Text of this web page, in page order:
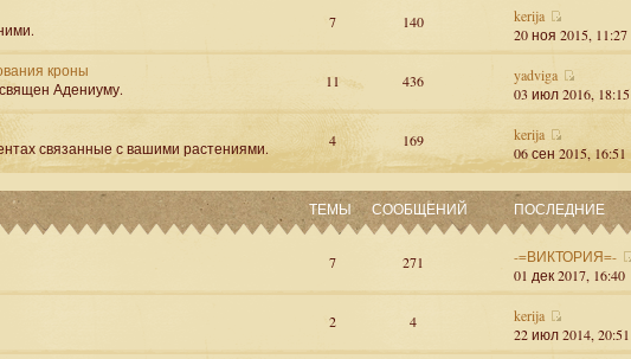
7 140
kerija
20 ноя 2015, 11:27
кроны
Адениуму.
11 436
yadviga
03 июл 2016, 18:15
связанные с вашими растениями.
4 169
kerija
06 сен 2015, 16:51
ТЕМЫ СООБЩЕНИЙ ПОСЛЕДНИЕ
7 271
-=ВИКТОРИЯ=-
01 дек 2017, 16:40
2 4
kerija
22 июл 2014, 20:51